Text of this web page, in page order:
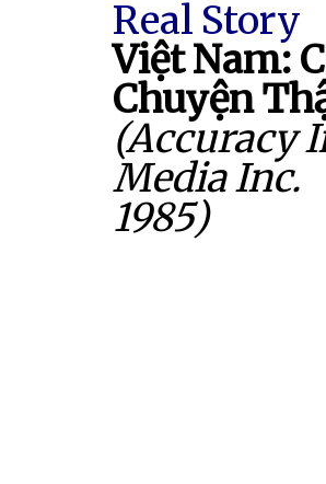
Real Story
Việt Nam:
Chuyện
(Accuracy
Media Inc.
1985)